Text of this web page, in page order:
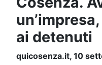
ai detenuti
quicosenza.it, 10